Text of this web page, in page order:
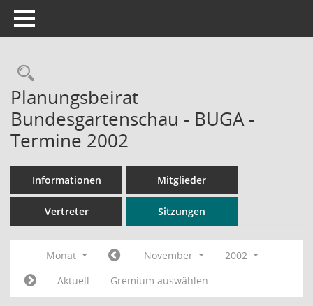
Toggle navigation
Rechercheauswahl
Planungsbeirat
Bundesgartenschau - BUGA -
Termine 2002
Informationen Mitglieder
Vertreter Sitzungen
Monat November
2002
Aktuell
Gremium auswählen